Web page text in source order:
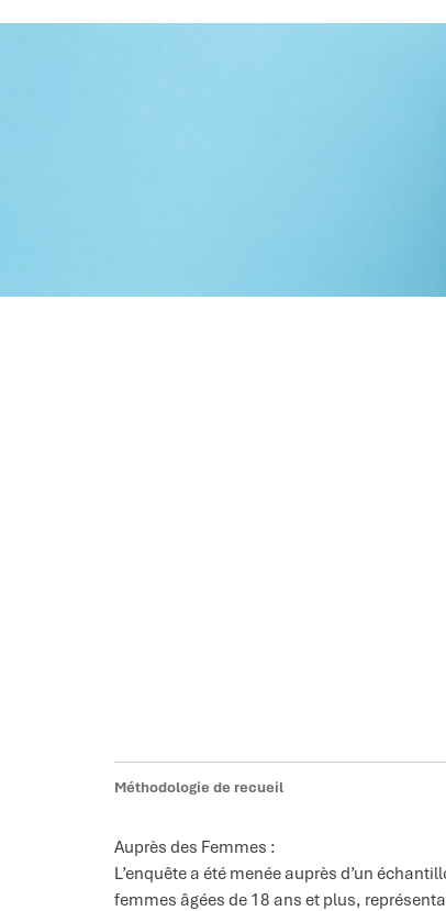
Méthodologie de recueil
Auprès des Femmes :
L’enquête a été menée auprès d’un
femmes âgées de 18 ans et plus,